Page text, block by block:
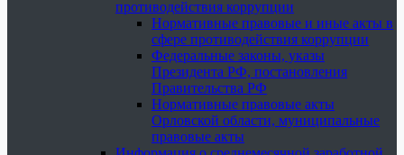
противодействия коррупции
Нормативные правовые и иные акты в
сфере противодействия коррупции
Федеральные законы, указы
Президента РФ, постановления
Правительства РФ
Нормативные правовые акты
Орловской области, муниципальные
правовые акты